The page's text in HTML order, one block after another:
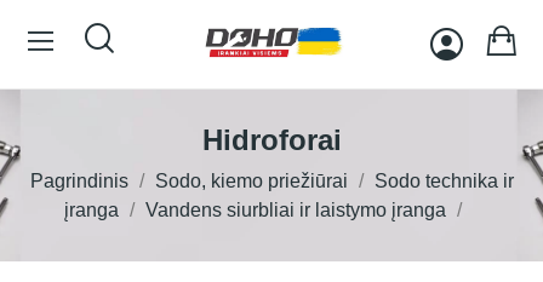
Hidroforai
Pagrindinis Sodo, kiemo priežiūrai
Sodo technika ir
įranga
Vandens siurbliai ir laistymo įranga